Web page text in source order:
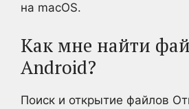
на macOS.
Как мне найти
Android?
Поиск и открытие файлов